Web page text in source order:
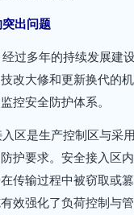
出问题
过多年的持续发展
改大修和更新换代的
控安全防护体系。
区是生产控制区与
护要求。安全接入区
传输过程中被窃取或
效强化了负荷控制与